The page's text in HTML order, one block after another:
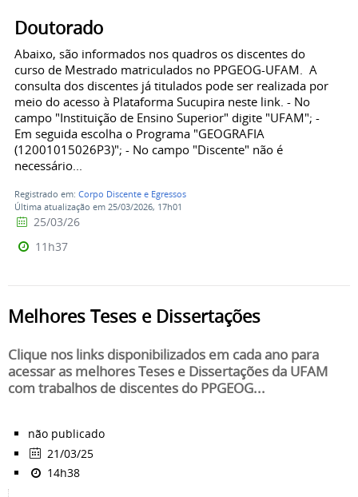
Doutorado
Abaixo, são informados nos quadros os discentes do
curso de Mestrado matriculados no PPGEOG-UFAM. A
consulta dos discentes já titulados pode ser realizada por
meio do acesso à Plataforma Sucupira neste link. - No
campo "Instituição de Ensino Superior" digite "UFAM"; -
Em seguida escolha o Programa "GEOGRAFIA
(12001015026P3)"; - No campo "Discente" não é
necessário...
Registrado em: Corpo Discente e Egressos
Última atualização em 25/03/2026, 17h01
25/03/26
11h37
Melhores Teses e Dissertações
Clique nos links disponibilizados em cada ano para
acessar as melhores Teses e Dissertações da UFAM
com trabalhos de discentes do PPGEOG...
não publicado
21/03/25
14h38